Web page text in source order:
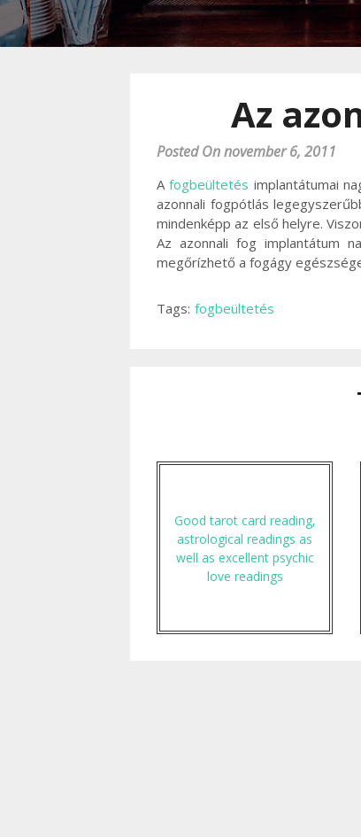
Az
Posted On november 6, 2011
Afogbeültetés implantátumai
azonnali fogpótlás
mindenképp az első helyre.
Az azonnali fog implantátum
megőrízhető a fogágy
Tags: fogbeültetés
Good tarot card reading,
astrological readings as
well as excellent psychic
love readings